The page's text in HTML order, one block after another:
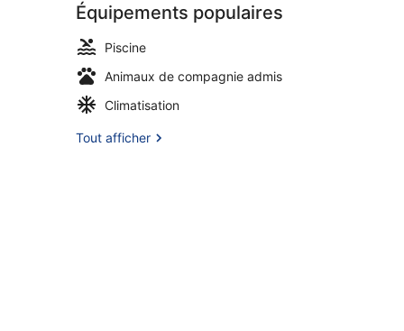
Piscine
Équipements populaires
Piscine
Animaux de compagnie admis
Climatisation
Tout afficher